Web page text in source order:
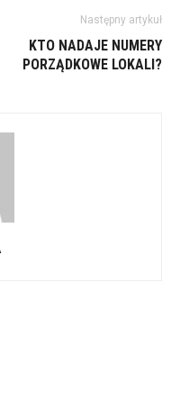
Następny artykuł
KTO NADAJE NUMERY
PORZĄDKOWE LOKALI?